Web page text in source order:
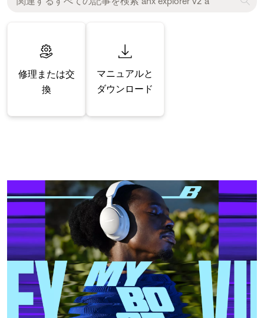
修理または交
換
マニュアルと
ダウンロード